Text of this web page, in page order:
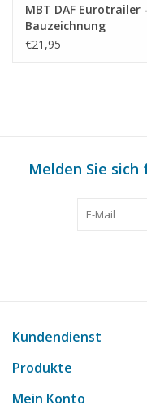
MBT DAF Eurotrailer -
Bauzeichnung
Maßstab 1 : 35
€21,95
Melden Sie
Kundendienst
Produkte
Mein Konto